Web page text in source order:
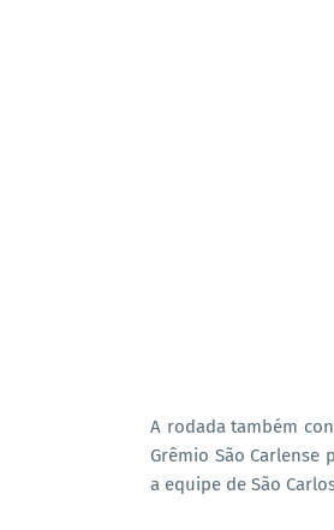
A rodada também
Grêmio São Carlense
a equipe de São